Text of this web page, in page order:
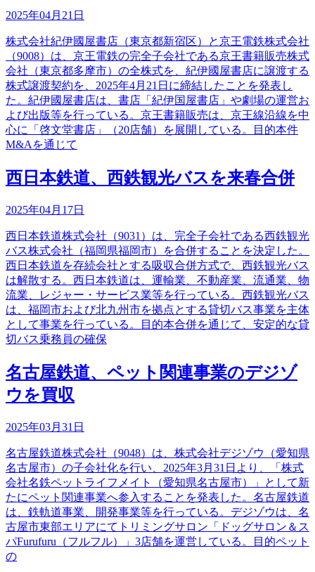
2025年04月21日
株式会社紀伊國屋書店（東京都新宿区）と京王電鉄株式会社
（9008）は、京王電鉄の完全子会社である京王書籍販売株式
会社（東京都多摩市）の全株式を、紀伊國屋書店に譲渡する
株式譲渡契約を、2025年4月21日に締結したことを発表し
た。紀伊國屋書店は、書店「紀伊国屋書店」や劇場の運営お
よび出版等を行っている。京王書籍販売は、京王線沿線を中
心に「啓文堂書店」（20店舗）を展開している。目的本件
M&Aを通じて
西日本鉄道、西鉄観光バスを来春合併
2025年04月17日
西日本鉄道株式会社（9031）は、完全子会社である西鉄観光
バス株式会社（福岡県福岡市）を合併することを決定した。
西日本鉄道を存続会社とする吸収合併方式で、西鉄観光バス
は解散する。西日本鉄道は、運輸業、不動産業、流通業、物
流業、レジャー・サービス業等を行っている。西鉄観光バス
は、福岡市および北九州市を拠点とする貸切バス事業を主体
として事業を行っている。目的本合併を通じて、安定的な貸
切バス乗務員の確保
名古屋鉄道、ペット関連事業のデジゾ
ウを買収
2025年03月31日
名古屋鉄道株式会社（9048）は、株式会社デジゾウ（愛知県
名古屋市）の子会社化を行い、2025年3月31日より、「株式
会社名鉄ペットライフメイト（愛知県名古屋市）」として新
たにペット関連事業へ参入することを発表した。名古屋鉄道
は、鉄軌道事業、開発事業等を行っている。デジゾウは、名
古屋市東部エリアにてトリミングサロン「ドッグサロン＆ス
パFurufuru（フルフル）」3店舗を運営している。目的ペット
の